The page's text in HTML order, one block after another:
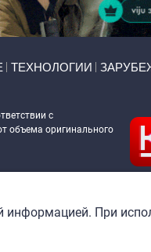
ТЕХНОЛОГИИ
с
объема оригинального
При